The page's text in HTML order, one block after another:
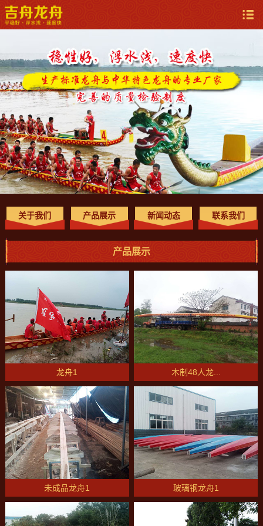
关于我们 产品展示 新闻动态 联系我们
产品展示
龙舟1 木制48人龙...
未成品龙舟1 玻璃钢龙舟1